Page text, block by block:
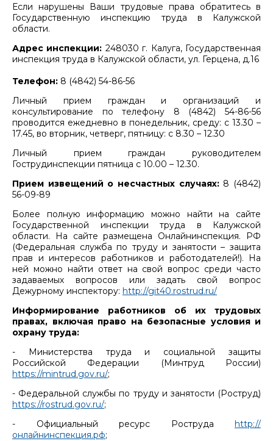
Если нарушены Ваши трудовые права обратитесь в
Государственную инспекцию труда в Калужской
области.
Адрес инспекции: 248030 г. Калуга, Государственная
инспекция труда в Калужской области, ул. Герцена, д.16
Телефон: 8 (4842) 54-86-56
Личный прием граждан и организаций и
консультирование по телефону 8 (4842) 54-86-56
проводится ежедневно в понедельник, среду: с 13.30 –
17.45, во вторник, четверг, пятницу: с 8.30 – 12.30
Личный прием граждан руководителем
Гострудинспекции пятница с 10.00 – 12.30.
Прием извещений о несчастных случаях:8 (4842)
56-09-89
Более полную информацию можно найти на сайте
Государственной инспекции труда в Калужской
области. На сайте размещена Онлайнинспекция. РФ
(Федеральная служба по труду и занятости – защита
прав и интересов работников и работодателей!). На
ней можно найти ответ на свой вопрос среди часто
задаваемых вопросов или задать свой вопрос
Дежурному инспектору: http://git40.rostrud.ru/
Информирование работников об их трудовых
правах, включая право на безопасные условия и
охрану труда:
- Министерства труда и социальной защиты
Российской Федерации (Минтруд России)
https://mintrud.gov.ru/;
- Федеральной службы по труду и занятости (Роструд)
https://rostrud.gov.ru/;
- Официальный ресурс Роструда http://
онлайнинспекция.рф;